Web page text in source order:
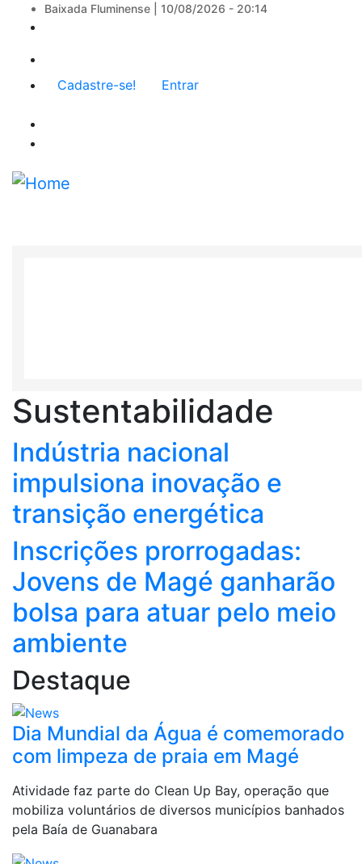
Baixada Fluminense | 10/08/2026 - 20:14
Menu
de
Cadastre-se! Entrar
Sustentabilidade
Indústria nacional
impulsiona inovação e
transição energética
Inscrições prorrogadas:
Jovens de Magé ganharão
bolsa para atuar pelo meio
ambiente
Destaque
Dia Mundial da Água é comemorado
com limpeza de praia em Magé
Atividade faz parte do Clean Up Bay, operação que
mobiliza voluntários de diversos municípios banhados
pela Baía de Guanabara